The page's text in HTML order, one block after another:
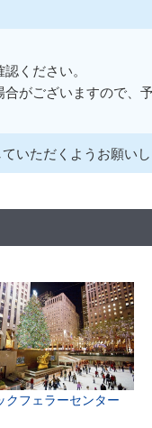
ください。
がございますので、
いただくようお願い
クフェラーセンター